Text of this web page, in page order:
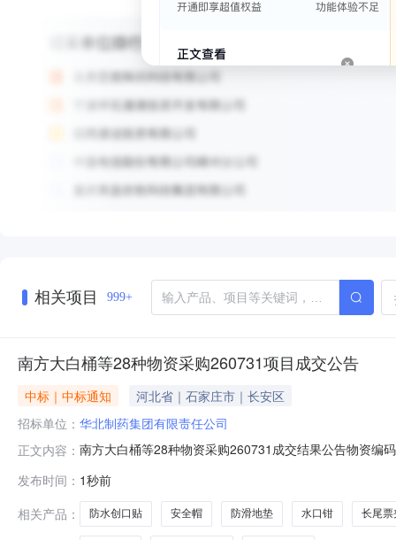
相关项目 999+
南方大白桶等28种物资采购260731项目成交公告
中标｜中标通知
河北省｜石家庄市｜长安区
招标单位： 华北制药集团有限责任公司
正文内容： 南方大白桶等28种物资采购260731成交结果公告物资编
9.7cm，外径10.3cm，高1.5cm100******B24防滑地垫3
发布时间： 1秒前
相关产品：
防水创口贴 安全帽 防滑地垫 水口钳 长尾票